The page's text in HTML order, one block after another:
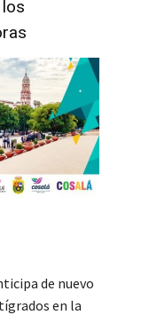
de nuevo
en la